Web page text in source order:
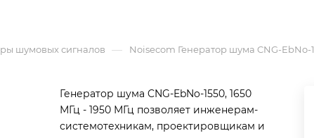
шумовых сигналов — Noisecom Генератор шума CNG-EbNo-
Генератор шума CNG-EbNo-1550, 1650
МГц - 1950 МГц позволяет инженерам-
системотехникам, проектировщикам и